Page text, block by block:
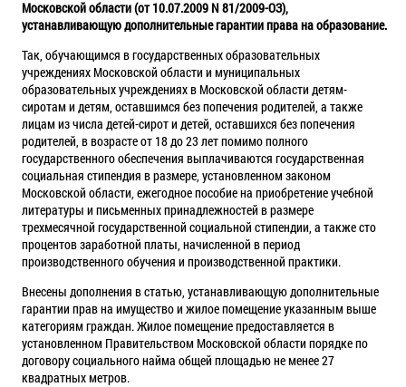
Московской области (от 10.07.2009 N 81/2009-ОЗ),
устанавливающую дополнительные гарантии права на образование.
Так, обучающимся в государственных образовательных
учреждениях Московской области и муниципальных
образовательных учреждениях в Московской области детям-
сиротам и детям, оставшимся без попечения родителей, а также
лицам из числа детей-сирот и детей, оставшихся без попечения
родителей, в возрасте от 18 до 23 лет помимо полного
государственного обеспечения выплачиваются государственная
социальная стипендия в размере, установленном законом
Московской области, ежегодное пособие на приобретение учебной
литературы и письменных принадлежностей в размере
трехмесячной государственной социальной стипендии, а также сто
процентов заработной платы, начисленной в период
производственного обучения и производственной практики.
Внесены дополнения в статью, устанавливающую дополнительные
гарантии прав на имущество и жилое помещение указанным выше
категориям граждан. Жилое помещение предоставляется в
установленном Правительством Московской области порядке по
договору социального найма общей площадью не менее 27
квадратных метров.